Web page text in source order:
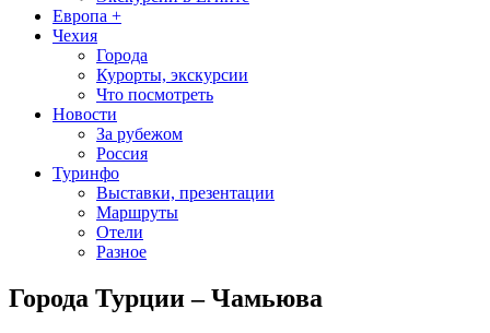
Европа +
Чехия
Города
Курорты, экскурсии
Что посмотреть
Новости
За рубежом
Россия
Туринфо
Выставки, презентации
Маршруты
Отели
Разное
Города Турции – Чамьюва